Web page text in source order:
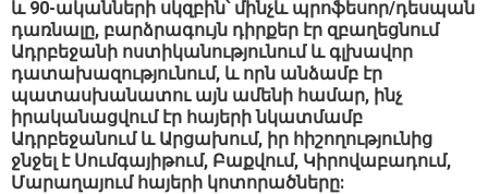
և 90-ականների սկզբին՝ մինչև պրոֆեսոր/դեսպան
դառնալը, բարձրագույն դիրքեր էր զբաղեցնում
Ադրբեջանի ոստիկանությունում և գլխավոր
դատախազությունում, և որն անձամբ էր
պատասխանատու այն ամենի համար, ինչ
իրականացվում էր հայերի նկատմամբ
Ադրբեջանում և Արցախում, իր հիշողությունից
ջնջել է Սումգայիթում, Բաքվում, Կիրովաբադում,
Մարաղայում հայերի կոտորածները: